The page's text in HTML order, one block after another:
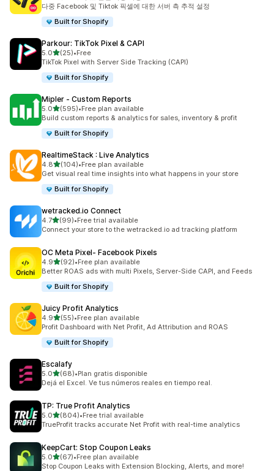
다중 Facebook 및 Tiktok 픽셀에 대한 서버 측 추적 설정
Built for Shopify
Parkour: TikTok Pixel & CAPI
5.0별 5개 중
(25)
총 리뷰 25개
•Free
TikTok Pixel with Server Side Tracking (CAPI)
Built for Shopify
Mipler ‑ Custom Reports
5.0별 5개 중
(595)
총 리뷰 595개
•Free plan available
Build custom reports & analytics for sales, inventory & profit
Built for Shopify
RealtimeStack : Live Analytics
4.8별 5개 중
(104)
총 리뷰 104개
•Free plan available
Get visual real time insights into what happens in your store
Built for Shopify
wetracked.io Connect
4.7별 5개 중
(99)
총 리뷰 99개
•Free trial available
Connect your store to the wetracked.io ad tracking platform
OC Meta Pixel‑ Facebook Pixels
4.9별 5개 중
(92)
총 리뷰 92개
•Free plan available
Better ROAS ads with multi Pixels, Server-Side CAPI, and Feeds
Built for Shopify
Juicy Profit Analytics
4.9별 5개 중
(55)
총 리뷰 55개
•Free plan available
Profit Dashboard with Net Profit, Ad Attribution and ROAS
Built for Shopify
Escalafy
5.0별 5개 중
(68)
총 리뷰 68개
•Plan gratis disponible
Dejá el Excel. Ve tus números reales en tiempo real.
TP: True Profit Analytics
5.0별 5개 중
(804)
총 리뷰 804개
•Free trial available
TrueProfit tracks accurate Net Profit with real-time analytics
KeepCart: Stop Coupon Leaks
5.0별 5개 중
(67)
총 리뷰 67개
•Free plan available
Stop Coupon Leaks with Extension Blocking, Alerts, and more!